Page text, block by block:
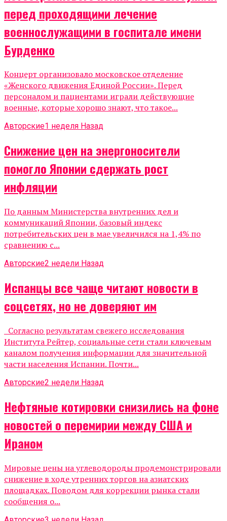
перед проходящими лечение
военнослужащими в госпитале имени
Бурденко
Концерт организовало московское отделение
«Женского движения Единой России». Перед
персоналом и пациентами играли действующие
военные, которые хорошо знают, что такое...
Авторские1 неделя Назад
Снижение цен на энергоносители
помогло Японии сдержать рост
инфляции
По данным Министерства внутренних дел и
коммуникаций Японии, базовый индекс
потребительских цен в мае увеличился на 1,4% по
сравнению с...
Авторские2 недели Назад
Испанцы все чаще читают новости в
соцсетях, но не доверяют им
Согласно результатам свежего исследования
Института Рейтер, социальные сети стали ключевым
каналом получения информации для значительной
части населения Испании. Почти...
Авторские2 недели Назад
Нефтяные котировки снизились на фоне
новостей о перемирии между США и
Ираном
Мировые цены на углеводороды продемонстрировали
снижение в ходе утренних торгов на азиатских
площадках. Поводом для коррекции рынка стали
сообщения о...